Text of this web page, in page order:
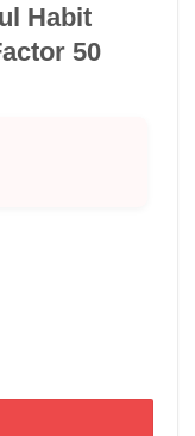
Habit
50
9GF Nine Growth